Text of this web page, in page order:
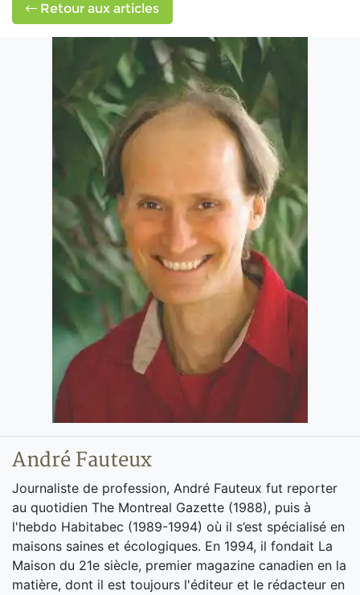
Retour aux articles
André Fauteux
Journaliste de profession, André Fauteux fut reporter
au quotidien The Montreal Gazette (1988), puis à
l'hebdo Habitabec (1989-1994) où il s’est spécialisé en
maisons saines et écologiques. En 1994, il fondait La
Maison du 21e siècle, premier magazine canadien en la
matière, dont il est toujours l'éditeur et le rédacteur en